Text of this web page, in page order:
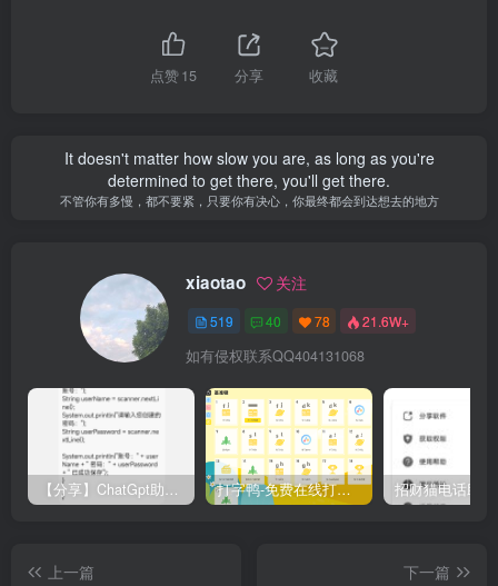
点赞15 分享 收藏
It doesn't matter how slow you are, as long as you're
determined to get there, you'll get there.
不管你有多慢，都不要紧，只要你有决心，你最终都会到达想去的地方
xiaotao 关注
519 40 78 21.6W+
如有侵权联系QQ404131068
【分享】ChatGpt助手v1.24免注册直接使用 打字鸭-免费在线打字练习平台
上一篇
下一篇